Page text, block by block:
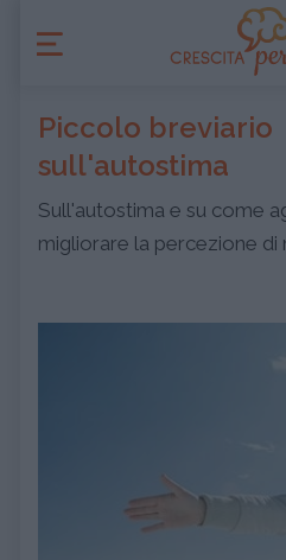
Piccolo breviario
sull'autostima
Sull'autostima e su come
migliorare la percezione di